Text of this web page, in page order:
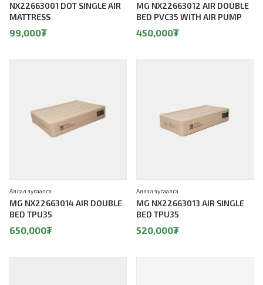
NX22663001 DOT SINGLE AIR
MATTRESS
99,000₮
MG NX22663012 AIR DOUBLE
BED PVC35 WITH AIR PUMP
450,000₮
MG NX22663014 AIR DOUBLE
BED TPU35
Аялал зугаалга
650,000₮
MG NX22663013 AIR SINGLE
BED TPU35
Аялал зугаалга
520,000₮